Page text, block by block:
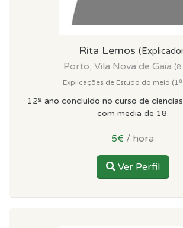
Rita Lemos
Porto, Vila Nova de Gaia
Explicações de Estudo do meio
12º ano concluido no curso de
com media de 18.
5€ / hora
Ver Perfil